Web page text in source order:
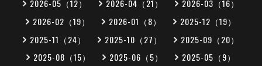
2026-05（12）
2026-04（21）
2026-03（16）
2026-02（19）
2026-01（8）
2025-12（19）
2025-11（24）
2025-10（27）
2025-09（20）
2025-08（15）
2025-06（5）
2025-05（9）